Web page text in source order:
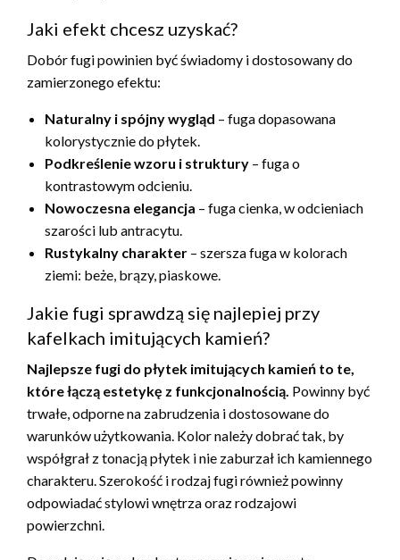
Jaki efekt chcesz uzyskać?
Dobór fugi powinien być świadomy i dostosowany do
zamierzonego efektu:
Naturalny i spójny wygląd – fuga dopasowana
kolorystycznie do płytek.
Podkreślenie wzoru i struktury – fuga o
kontrastowym odcieniu.
Nowoczesna elegancja – fuga cienka, w odcieniach
szarości lub antracytu.
Rustykalny charakter – szersza fuga w kolorach
ziemi: beże, brązy, piaskowe.
Jakie fugi sprawdzą się najlepiej przy
kafelkach imitujących kamień?
Najlepsze fugi do płytek imitujących kamień to te,
które łączą estetykę z funkcjonalnością. Powinny być
trwałe, odporne na zabrudzenia i dostosowane do
warunków użytkowania. Kolor należy dobrać tak, by
współgrał z tonacją płytek i nie zaburzał ich kamiennego
charakteru. Szerokość i rodzaj fugi również powinny
odpowiadać stylowi wnętrza oraz rodzajowi
powierzchni.